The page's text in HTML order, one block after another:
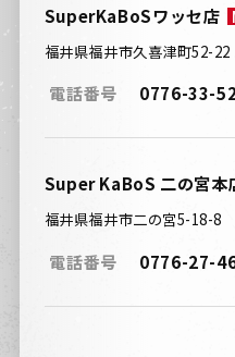
SuperKaBoSワッセ店
福井県福井市久喜津町52-
電話番号 0776-33-
Super KaBoS 二の宮本
福井県福井市二の宮5-18-8
電話番号 0776-27-